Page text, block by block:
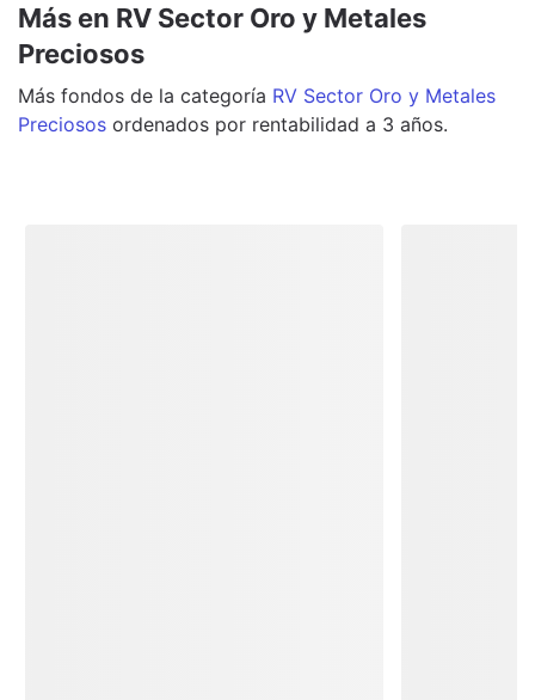
Más en RV Sector Oro y Metales
Preciosos
Más fondos de la categoría RV Sector Oro y Metales
Preciosos ordenados por rentabilidad a 3 años.